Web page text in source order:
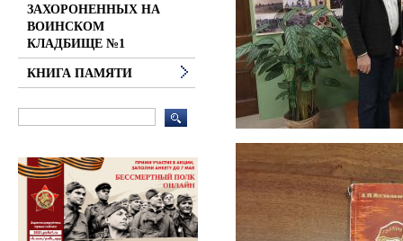
ЗАХОРОНЕННЫХ НА
ВОИНСКОМ
КЛАДБИЩЕ №1
КНИГА ПАМЯТИ